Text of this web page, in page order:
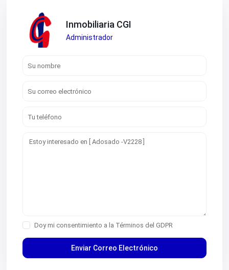
Inmobiliaria CGI
Administrador
Doy mi consentimiento a la Términos del GDPR